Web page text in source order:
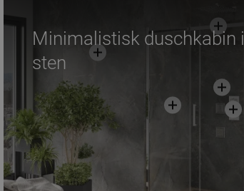
Minimalistisk duschkabin i
sten